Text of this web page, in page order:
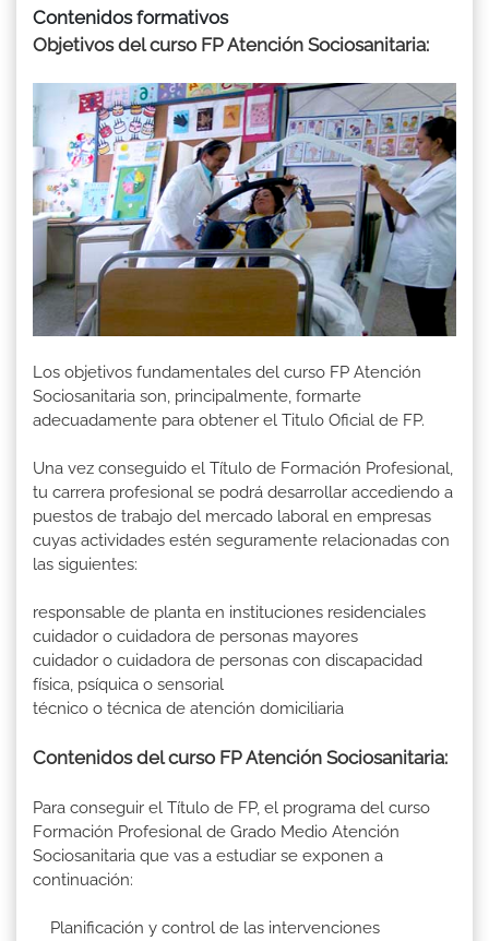
Contenidos formativos
Objetivos del curso FP Atención Sociosanitaria:
Los objetivos fundamentales del curso FP Atención
Sociosanitaria son, principalmente, formarte
adecuadamente para obtener el Titulo Oficial de FP.
Una vez conseguido el Título de Formación Profesional,
tu carrera profesional se podrá desarrollar accediendo a
puestos de trabajo del mercado laboral en empresas
cuyas actividades estén seguramente relacionadas con
las siguientes:
responsable de planta en instituciones residenciales
cuidador o cuidadora de personas mayores
cuidador o cuidadora de personas con discapacidad
física, psíquica o sensorial
técnico o técnica de atención domiciliaria
Contenidos del curso FP Atención Sociosanitaria:
Para conseguir el Título de FP, el programa del curso
Formación Profesional de Grado Medio Atención
Sociosanitaria que vas a estudiar se exponen a
continuación:
Planificación y control de las intervenciones